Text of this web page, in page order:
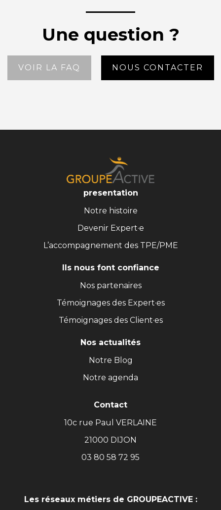
Une question ?
VOIR LA FAQ NOUS CONTACTER
presentation
Notre histoire
Devenir Expert·e
L’accompagnement des TPE/PME
Ils nous font confiance
Nos partenaires
Témoignages des Expert·es
Témoignages des Client·es
Nos actualités
Notre Blog
Notre agenda
Contact
10c rue Paul VERLAINE
21000 DIJON
03 80 58 72 95
Les réseaux métiers de GROUPEACTIVE :